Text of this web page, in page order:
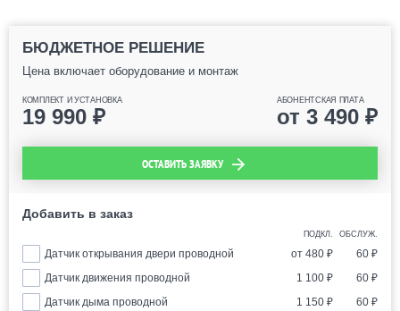
БЮДЖЕТНОЕ РЕШЕНИЕ
Цена включает оборудование и монтаж
КОМПЛЕКТ И УСТАНОВКА
19 990 ₽
АБОНЕНТСКАЯ ПЛАТА
от 3 490 ₽
ОСТАВИТЬ ЗАЯВКУ
Добавить в заказ
ПОДКЛ. ОБСЛУЖ.
Датчик открывания двери проводной от 480 ₽ 60 ₽
Датчик движения проводной
1 100 ₽ 60 ₽
Датчик дыма проводной
1 150 ₽ 60 ₽